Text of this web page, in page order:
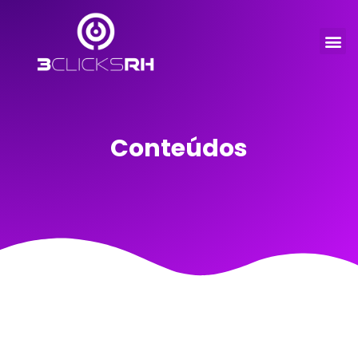
Conteúdos